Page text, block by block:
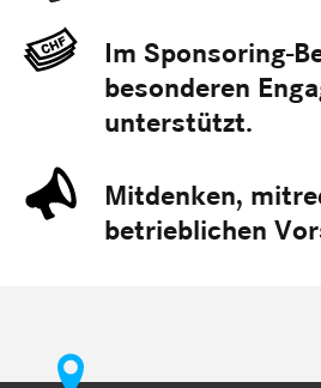
Im Sponsoring-
besonderen
unterstützt.
Mitdenken,
betrieblichen